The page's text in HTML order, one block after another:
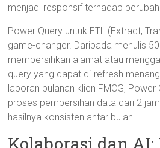
menjadi responsif terhadap
Power Query untuk ETL (Extract,
game-changer. Daripada menulis
membersihkan alamat atau
query yang dapat di-refresh
laporan bulanan klien FMCG,
proses pembersihan data dari 2
hasilnya konsisten antar bulan.
Kolaborasi dan